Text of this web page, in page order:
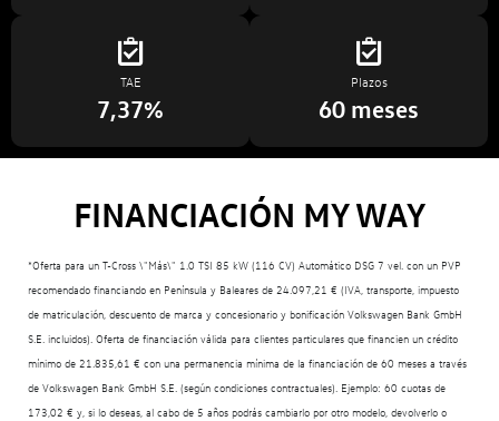
TAE
7,37%
Plazos
60 meses
FINANCIACIÓN MY WAY
*Oferta para un T-Cross \"Más\" 1.0 TSI 85 kW (116 CV) Automático DSG 7 vel. con un PVP
recomendado financiando en Península y Baleares de 24.097,21 € (IVA, transporte, impuesto
de matriculación, descuento de marca y concesionario y bonificación Volkswagen Bank GmbH
S.E. incluidos). Oferta de financiación válida para clientes particulares que financien un crédito
mínimo de 21.835,61 € con una permanencia mínima de la financiación de 60 meses a través
de Volkswagen Bank GmbH S.E. (según condiciones contractuales). Ejemplo: 60 cuotas de
173,02 € y, si lo deseas, al cabo de 5 años podrás cambiarlo por otro modelo, devolverlo o